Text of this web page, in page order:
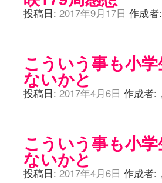
投稿日: 2017年9月17日 作成者:
こういう事も小
ないかと
投稿日: 2017年4月6日 作成者:
こういう事も小
ないかと
投稿日: 2017年4月6日 作成者: